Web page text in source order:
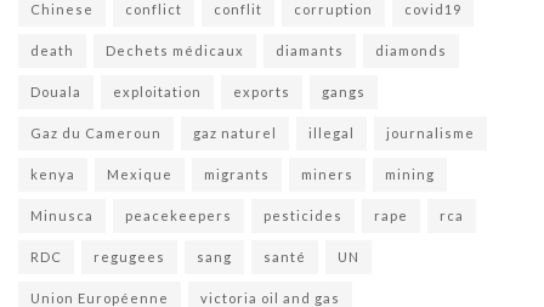
Chinese conflict conflit corruption covid19
death Dechets médicaux diamants diamonds
Douala exploitation exports gangs
Gaz du Cameroun gaz naturel illegal journalisme
kenya Mexique migrants miners mining
Minusca peacekeepers pesticides rape rca
RDC regugees sang santé UN
Union Européenne victoria oil and gas